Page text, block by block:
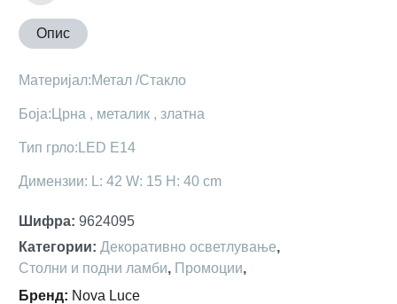
Опис
Материјал:Метал /Стакло
Боја:Црна , металик , златна
Тип грло:LED E14
Димензии: L: 42 W: 15 H: 40 cm
Шифра: 9624095
Категории: Декоративно осветлување,
Столни и подни ламби, Промоции,
Бренд: Nova Luce